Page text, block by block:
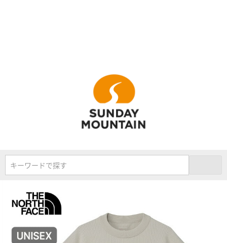
キーワードで探す